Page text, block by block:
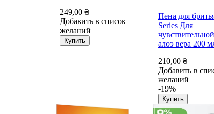
249,00 ₴
Добавить в список
желаний
Купить
Пена для
Series Для
алоэ вера 200
210,00 ₴
Добавить в
желаний
-19%
Купить